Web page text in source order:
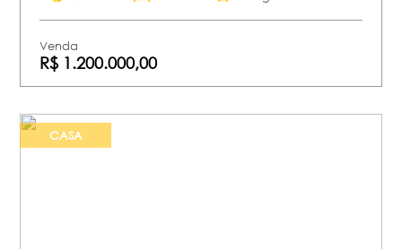
Venda
R$ 1.200.000,00
CASA